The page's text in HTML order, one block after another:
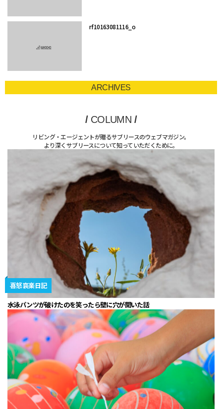
rf10163081116_o
ARCHIVES
/ COLUMN /
リビング・エージェントが贈るサブリースのウェブマガジン。
より深くサブリースについて知っていただくために。
喜怒哀楽日記
水泳パンツが破けたのを笑ったら壁に穴が開いた話